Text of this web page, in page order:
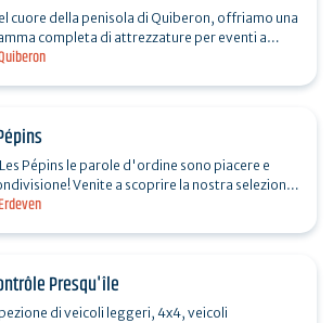
cuore della penisola di Quiberon, offriamo una
completa di attrezzature per eventi a
e una sala ricevimenti situata in posizione
Pépins le parole d'ordine sono piacere e
Venite a scoprire la nostra selezione
vini naturali, birre locali, sidri e liquori…
Presqu'île
di veicoli leggeri, 4x4, veicoli